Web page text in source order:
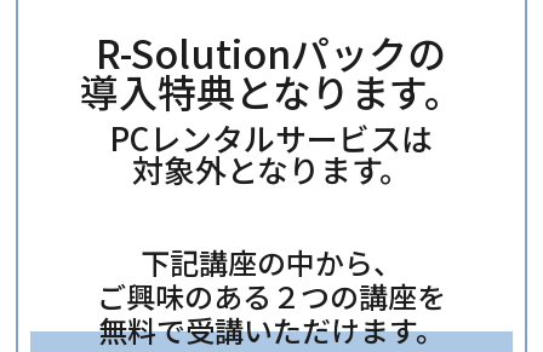
R-Solutionパックの
導入特典となります。
PCレンタルサービスは
対象外となります。
下記講座の中から、
ご興味のある２つの講座を
無料で受講いただけます。